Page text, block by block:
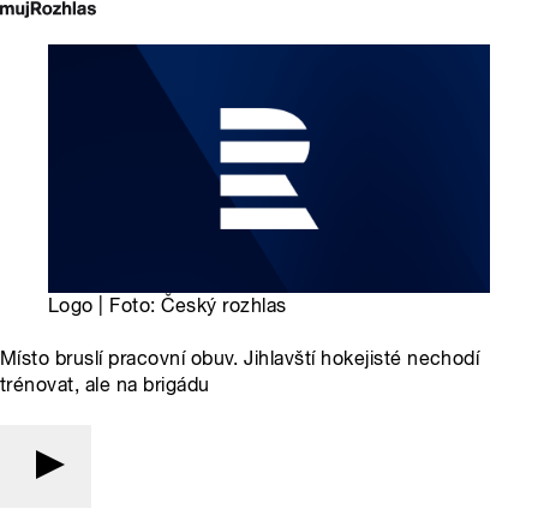
Logo | Foto: Český rozhlas
Místo bruslí pracovní obuv. Jihlavští hokejisté nechodí
trénovat, ale na brigádu